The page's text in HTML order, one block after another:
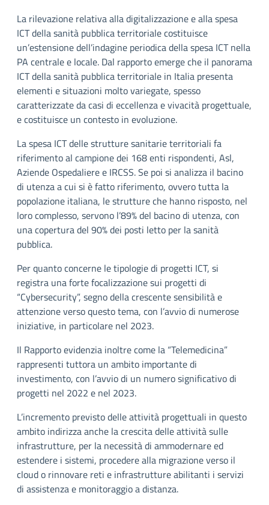
La rilevazione relativa alla digitalizzazione e alla spesa
ICT della sanità pubblica territoriale costituisce
un’estensione dell’indagine periodica della spesa ICT nella
PA centrale e locale. Dal rapporto emerge che il panorama
ICT della sanità pubblica territoriale in Italia presenta
elementi e situazioni molto variegate, spesso
caratterizzate da casi di eccellenza e vivacità progettuale,
e costituisce un contesto in evoluzione.
La spesa ICT delle strutture sanitarie territoriali fa
riferimento al campione dei 168 enti rispondenti, Asl,
Aziende Ospedaliere e IRCSS. Se poi si analizza il bacino
di utenza a cui si è fatto riferimento, ovvero tutta la
popolazione italiana, le strutture che hanno risposto, nel
loro complesso, servono l’89% del bacino di utenza, con
una copertura del 90% dei posti letto per la sanità
pubblica.
Per quanto concerne le tipologie di progetti ICT, si
registra una forte focalizzazione sui progetti di
“Cybersecurity”, segno della crescente sensibilità e
attenzione verso questo tema, con l’avvio di numerose
iniziative, in particolare nel 2023.
Il Rapporto evidenzia inoltre come la “Telemedicina”
rappresenti tuttora un ambito importante di
investimento, con l’avvio di un numero significativo di
progetti nel 2022 e nel 2023.
L’incremento previsto delle attività progettuali in questo
ambito indirizza anche la crescita delle attività sulle
infrastrutture, per la necessità di ammodernare ed
estendere i sistemi, procedere alla migrazione verso il
cloud o rinnovare reti e infrastrutture abilitanti i servizi
di assistenza e monitoraggio a distanza.